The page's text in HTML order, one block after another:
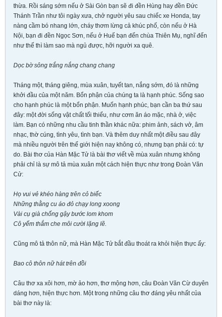
thừa. Rồi sáng sớm nếu ở Sài Gòn bạn sẽ đi đền Hùng hay đền Đức
Thánh Trần như tôi ngày xưa, chở người yêu sau chiếc xe Honda, tay
nàng cầm bó nhang lớn, cháy thơm lừng cả khúc phố, còn nếu ở Hà
Nội, bạn đi đền Ngọc Sơn, nếu ở Huế bạn đến chùa Thiên Mụ, nghĩ đến
như thế thì làm sao mà ngủ được, hỡi người xa quê.
Dọc bờ sông trắng nắng chang chang
Tháng một, tháng giêng, mùa xuân, tuyết tan, nắng sớm, đó là những
khởi đầu của một năm. Bổn phận của chúng ta là hạnh phúc. Sống sao
cho hạnh phúc là một bổn phận. Muốn hạnh phúc, bạn cần ba thứ sau
đây: một đời sống vật chất tối thiểu, như cơm ăn áo mặc, nhà ở, việc
làm. Bạn có những nhu cầu tinh thần khác nữa: phim ảnh, sách vở, âm
nhạc, thờ cúng, tình yêu, tình bạn. Và thêm duy nhất một điều sau đây
mà nhiều người trên thế giới hiện nay không có, nhưng bạn phải có: tự
do. Bài thơ của Hàn Mặc Tử là bài thơ viết về mùa xuân nhưng không
phải chỉ là sự mô tả mùa xuân một cách hiện thực như trong Đoàn Văn
Cử:
Họ vui vẻ khéo hàng trên cỏ biếc
Những thằng cu áo đỏ chạy long xoong
Vài cụ già chống gậy bước lom khom
Cô yếm thắm che môi cười lặng lẽ.
Cũng mô tả thôn nữ, mà Hàn Mặc Tử bắt đầu thoát ra khỏi hiện thực ấy:
Bao cô thôn nữ hát trên đồi
Câu thơ xa xôi hơn, mờ ảo hơn, thơ mộng hơn, câu Đoàn Văn Cừ duyên
dáng hơn, hiện thực hơn. Một trong những câu thơ đáng yêu nhất của
bài thơ này là: